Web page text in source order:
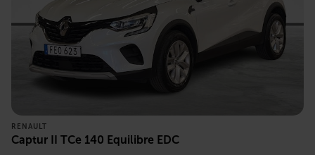
RENAULT
Captur II TCe 140 Equilibre EDC